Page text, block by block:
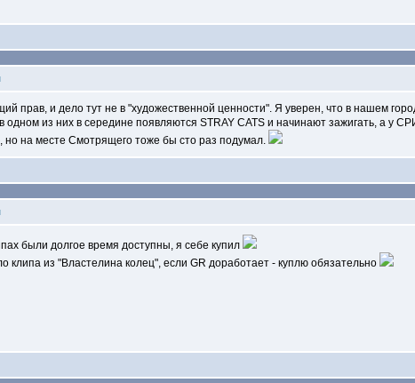
прав, и дело тут не в "художественной ценности". Я уверен, что в нашем
из них в середине появляются STRAY CATS и начинают зажигать, а у
на месте Смотрящего тоже бы сто раз подумал.
были долгое время доступны, я себе купил
клипа из "Властелина колец", если GR доработает - куплю обязательно